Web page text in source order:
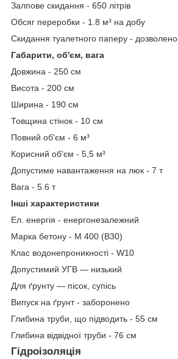
Залпове скидання - 650 літрів
Обсяг переробки - 1.8 м³ на добу
Скидання туалетного паперу - дозволено
Габарити, об'єм, вага
Довжина - 250 см
Висота - 200 см
Ширина - 190 см
Товщина стінок - 10 см
Повний об'єм - 6 м³
Корисний об'єм - 5,5 м³
Допустиме навантаження на люк - 7 т
Вага - 5.6 т
Інші характеристики
Ел. енергія - енергонезалежний
Марка бетону - М 400 (B30)
Клас водонепроникності - W10
Допустимий УГВ — низький
Для ґрунту — пісок, супісь
Випуск на ґрунт - заборонено
Глибина труби, що підводить - 55 см
Глибина відвідної труби - 76 см
Гідроізоляція